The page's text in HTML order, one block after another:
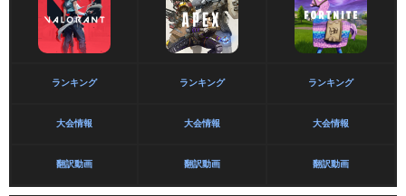
ランキング ランキング ランキング
大会情報 大会情報 大会情報
翻訳動画 翻訳動画 翻訳動画